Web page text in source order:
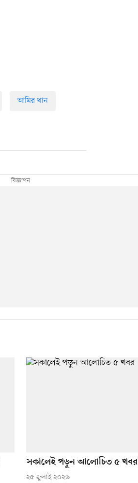
আমির খান
সকালেই পড়ুন আলোচিত ৫ খবর
২৫ জুলাই ২০২৬